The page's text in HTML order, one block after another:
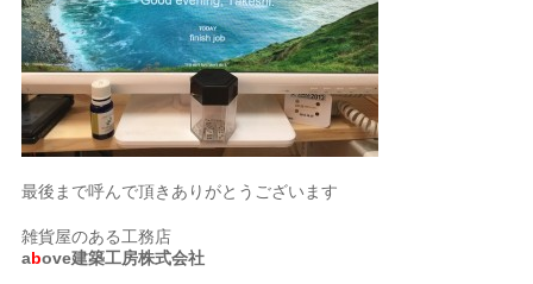
最後まで呼んで頂きありがとうございます
雑貨屋のある工務店
above建築工房株式会社